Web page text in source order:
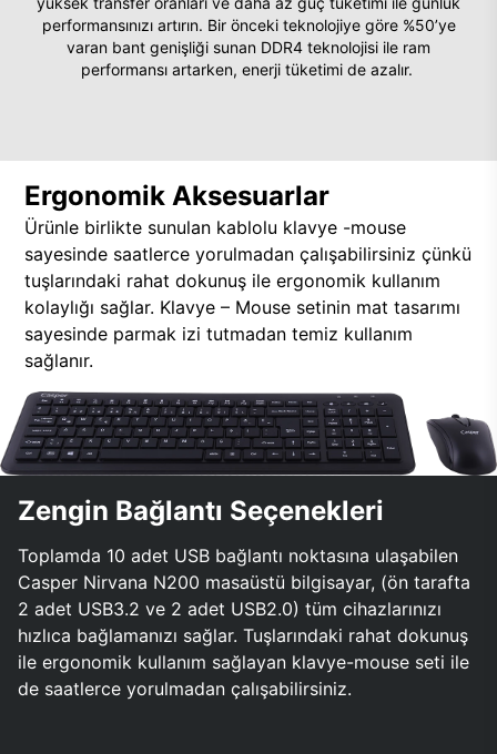
performansınızı artırın. Bir önceki teknolojiye göre %50’ye
varan bant genişliği sunan DDR4 teknolojisi ile ram
performansı artarken, enerji tüketimi de azalır.
Ergonomik Aksesuarlar
Ürünle birlikte sunulan kablolu klavye -mouse
sayesinde saatlerce yorulmadan çalışabilirsiniz çünkü
tuşlarındaki rahat dokunuş ile ergonomik kullanım
kolaylığı sağlar. Klavye – Mouse setinin mat tasarımı
sayesinde parmak izi tutmadan temiz kullanım
sağlanır.
Zengin Bağlantı Seçenekleri
Toplamda 10 adet USB bağlantı noktasına ulaşabilen
Casper Nirvana N200 masaüstü bilgisayar, (ön tarafta
2 adet USB3.2 ve 2 adet USB2.0) tüm cihazlarınızı
hızlıca bağlamanızı sağlar. Tuşlarındaki rahat dokunuş
ile ergonomik kullanım sağlayan klavye-mouse seti ile
de saatlerce yorulmadan çalışabilirsiniz.